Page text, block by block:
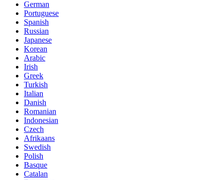
German
Portuguese
Spanish
Russian
Japanese
Korean
Arabic
Irish
Greek
Turkish
Italian
Danish
Romanian
Indonesian
Czech
Afrikaans
Swedish
Polish
Basque
Catalan